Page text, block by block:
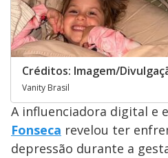
Créditos: Imagem/
Vanity Brasil
A influenciadora digital e
Fonseca revelou ter
depressão durante a